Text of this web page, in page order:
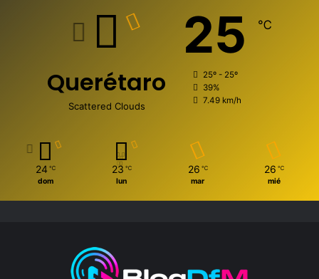
Querétaro
Scattered Clouds
25 ℃
25º - 25º
39%
7.49 km/h
24 ℃
dom
23 ℃
lun
26 ℃
mar
26 ℃
mié